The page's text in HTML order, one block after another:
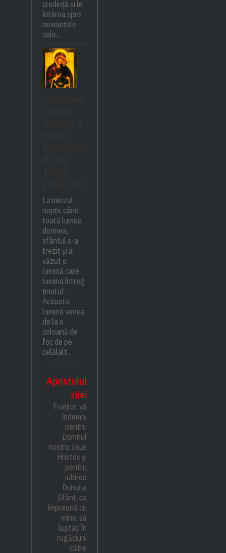
credință și le
întărea spre
nevoințele
cele...
La miezul
nopții, când
toată lumea
dormea,
sfântul s-a
trezit și a
văzut o
lumină care
lumina întreg
ținutul.
Aceasta
lumină venea
de la o
coloană de
foc de pe
celălalt...
Apostolul
zilei
Fraților, vă
îndemn,
pentru
Domnul
nostru Iisus
Hristos și
pentru
iubirea
Duhului
Sfânt, ca
împreună cu
mine, să
luptați în
rugăciuni
către